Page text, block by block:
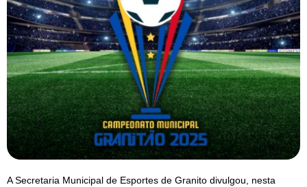
A Secretaria Municipal de Esportes de Granito divulgou, nesta